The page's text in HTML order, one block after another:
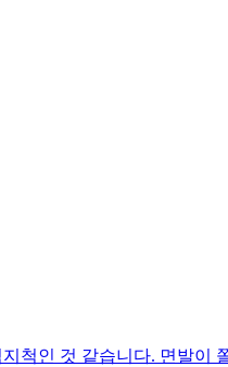
척인 것 같습니다. 면발